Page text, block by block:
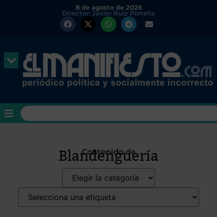
8 de agosto de 2026
Director: Javier Ruiz Portella
Contenido de
Blandenguería